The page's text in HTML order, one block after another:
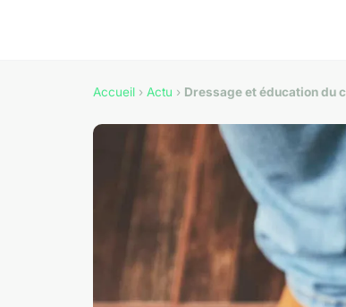
Accueil › Actu › Dressage et éducation du